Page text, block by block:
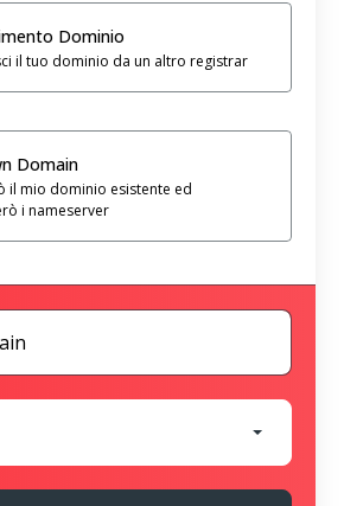
Dominio
il tuo dominio da un altro registrar
Domain
il mio dominio esistente ed
i nameserver